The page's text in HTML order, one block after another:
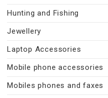
Hunting and Fishing
Jewellery
Laptop Accessories
Mobile phone accessories
Mobiles phones and faxes